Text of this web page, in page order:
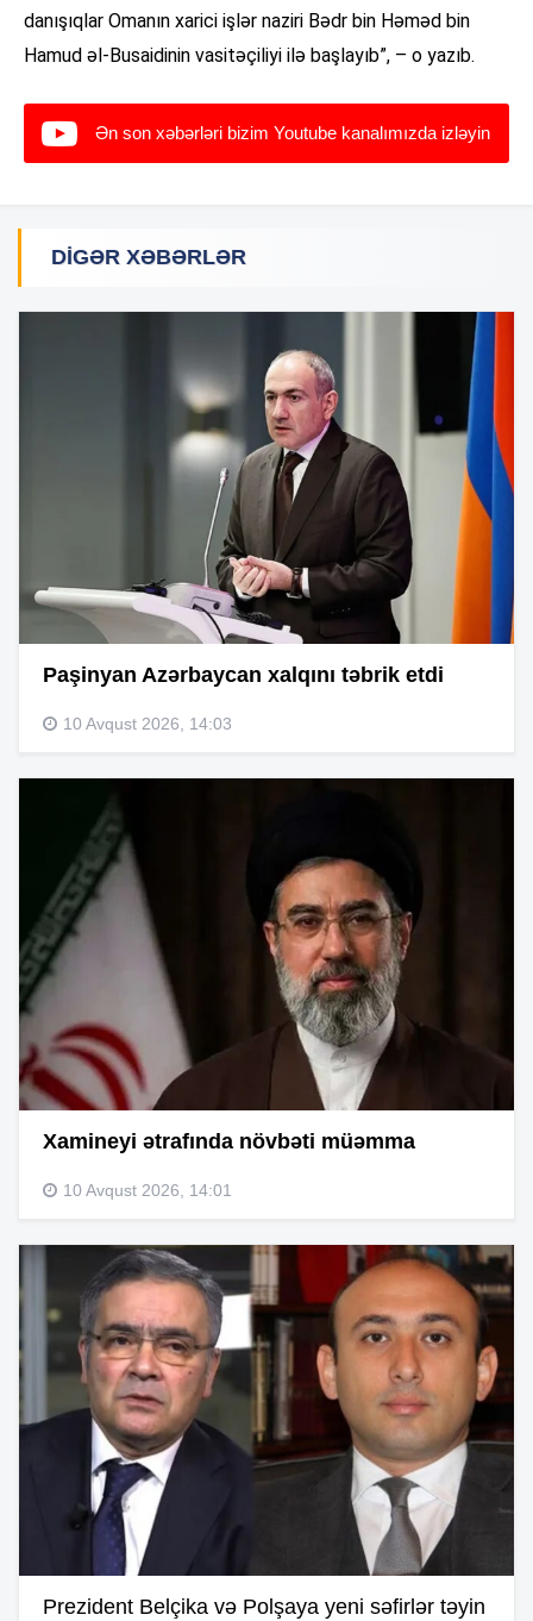
danışıqlar Omanın xarici işlər naziri Bədr bin Həməd bin
Hamud əl-Busaidinin vasitəçiliyi ilə başlayıb”, – o yazıb.
Ən son xəbərləri bizim Youtube kanalımızda izləyin
DIGƏR XƏBƏRLƏR
Paşinyan Azərbaycan xalqını təbrik etdi
10 Avqust 2026, 14:03
Xamineyi ətrafında növbəti müəmma
10 Avqust 2026, 14:01
Prezident Belçika və Polşaya yeni səfirlər təyin